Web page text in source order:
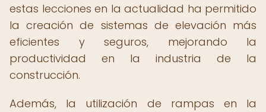
estas lecciones en la actualidad ha permitido
la creación de sistemas de elevación más
eficientes y seguros, mejorando la
productividad en la industria de la
construcción.
Además, la utilización de rampas en la